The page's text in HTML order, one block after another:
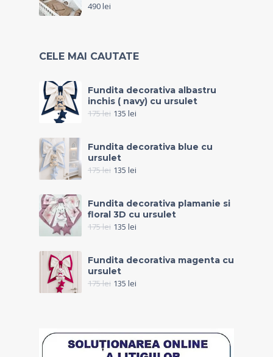
490lei
CELE MAI CAUTATE
Fundita decorativa albastru
inchis ( navy) cu ursulet
175lei 135 lei
Fundita decorativa blue cu
ursulet
175lei 135 lei
Fundita decorativa plamanie si
floral 3D cu ursulet
175lei 135 lei
Fundita decorativa magenta cu
ursulet
175lei 135 lei